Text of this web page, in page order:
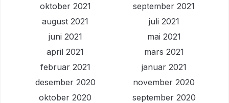
oktober 2021
september 2021
august 2021
juli 2021
juni 2021
mai 2021
april 2021
mars 2021
februar 2021
januar 2021
desember 2020
november 2020
oktober 2020
september 2020